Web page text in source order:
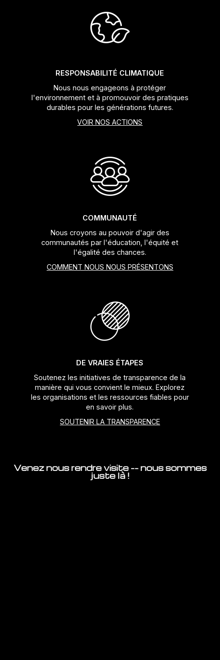
RESPONSABILITÉ CLIMATIQUE
Nous nous engageons à protéger
l'environnement et à promouvoir des pratiques
durables pour les générations futures.
VOIR NOS ACTIONS
COMMUNAUTÉ
Nous croyons au pouvoir d'agir des
communautés par l'éducation, l'équité et
l'égalité des chances.
COMMENT NOUS NOUS PRÉSENTONS
DE VRAIES ÉTAPES
Soutenez les initiatives de transparence de la
manière qui vous convient le mieux. Explorez
les organisations et les ressources fiables pour
en savoir plus.
SOUTENIR LA TRANSPARENCE
Venez nous rendre visite -- nous sommes
juste là !
Guide Chaine